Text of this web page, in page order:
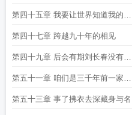
第四十五章 我要让世界知道我的祖
国还存在
第四十七章 跨越九十年的相见
第四十九章 后会有期刘长春没有失
约 shuhaige net
第五十一章 咱们是三千年前一家子
的
第五十三章 事了拂衣去深藏身与名